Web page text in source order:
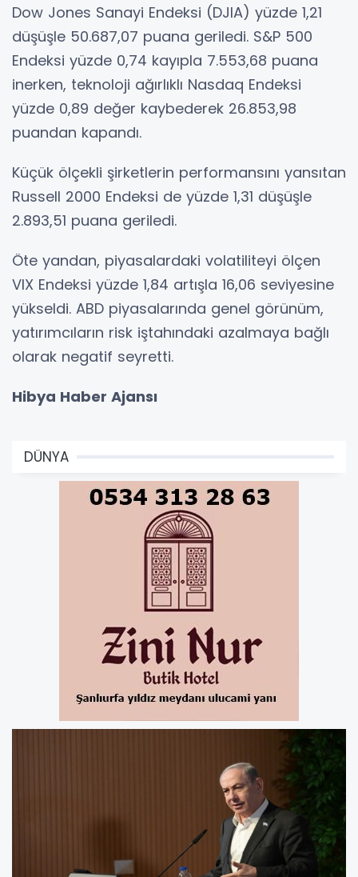
Dow Jones Sanayi Endeksi (DJIA) yüzde 1,21
düşüşle 50.687,07 puana geriledi. S&P 500
Endeksi yüzde 0,74 kayıpla 7.553,68 puana
inerken, teknoloji ağırlıklı Nasdaq Endeksi
yüzde 0,89 değer kaybederek 26.853,98
puandan kapandı.
Küçük ölçekli şirketlerin performansını yansıtan
Russell 2000 Endeksi de yüzde 1,31 düşüşle
2.893,51 puana geriledi.
Öte yandan, piyasalardaki volatiliteyi ölçen
VIX Endeksi yüzde 1,84 artışla 16,06 seviyesine
yükseldi. ABD piyasalarında genel görünüm,
yatırımcıların risk iştahındaki azalmaya bağlı
olarak negatif seyretti.
Hibya Haber Ajansı
DÜNYA